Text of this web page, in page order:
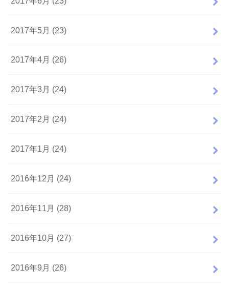
2017年5月 (23)
2017年4月 (26)
2017年3月 (24)
2017年2月 (24)
2017年1月 (24)
2016年12月 (24)
2016年11月 (28)
2016年10月 (27)
2016年9月 (26)